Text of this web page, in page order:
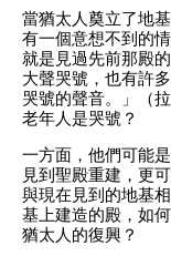
當猶太人奠立了地
有一個意想不到的
就是見過先前那殿
大聲哭號，也有許
哭號的聲音。」（
老年人是哭號？
一方面，他們可能
見到聖殿重建，更
與現在見到的地基
基上建造的殿，如
猶太人的復興？